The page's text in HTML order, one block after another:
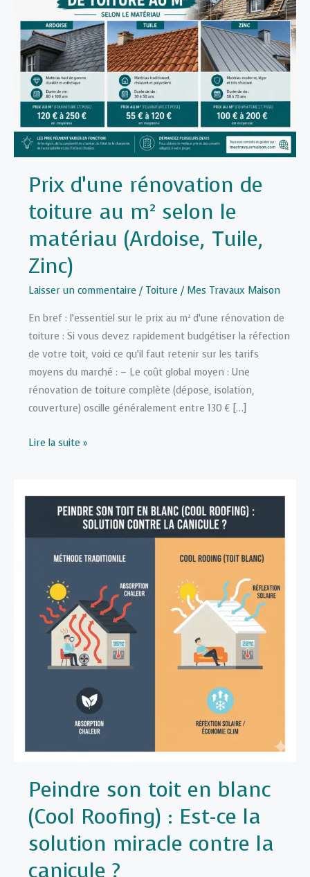
Prix d’une rénovation de
toiture au m² selon le
matériau (Ardoise, Tuile,
Zinc)
Laisser un commentaire / Toiture / Mes Travaux Maison
En bref : l’essentiel sur le prix au m² d’une rénovation de
toiture : Si vous devez rapidement budgétiser la réfection
de votre toit, voici ce qu’il faut retenir sur les tarifs
moyens du marché : – Le coût global moyen : Une
rénovation de toiture complète (dépose, isolation,
couverture) oscille généralement entre 130 € […]
Prix
de
toiture
matériau
(Ardoise,
Tuile,
Lire la suite »
Peindre son toit en blanc
(Cool Roofing) : Est-ce la
solution miracle contre la
canicule ?